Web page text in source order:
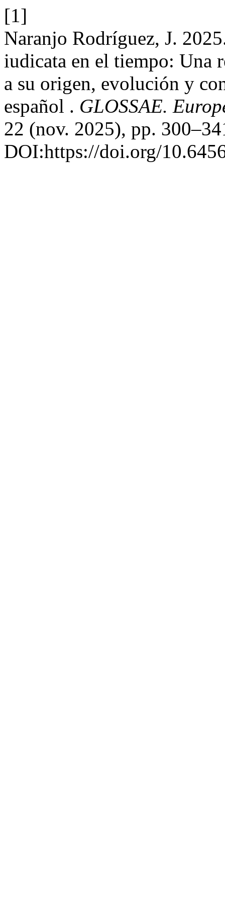
[1]
Naranjo Rodríguez, J.
iudicata en el tiempo: Una
a su origen, evolución y
español . GLOSSAE.
22 (nov. 2025), pp.
DOI:https://doi.org/